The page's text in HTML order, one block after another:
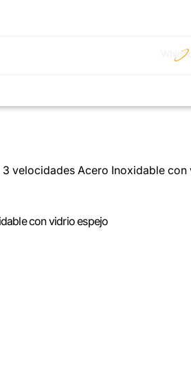
con vidrio espejo